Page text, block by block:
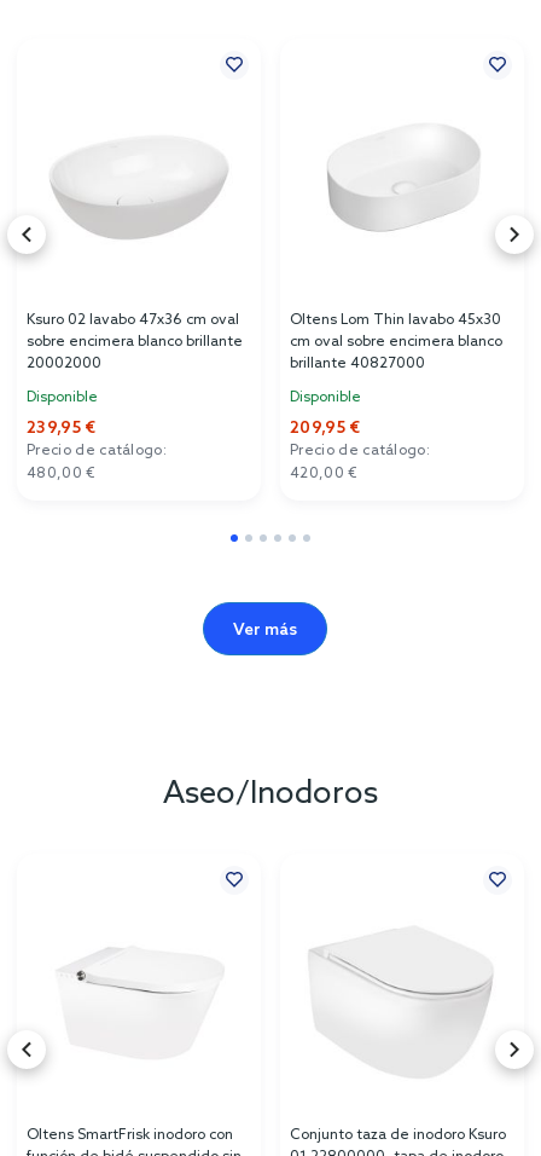
Ksuro 02 lavabo 47x36 cm oval
sobre encimera blanco brillante
20002000
Disponible
239,95 €
Precio de catálogo:
480,00 €
Oltens Lom Thin lavabo 45x30
cm oval sobre encimera blanco
brillante 40827000
Disponible
209,95 €
Precio de catálogo:
420,00 €
Ver más
Aseo/Inodoros
Oltens SmartFrisk inodoro con
Conjunto taza de inodoro Ksuro